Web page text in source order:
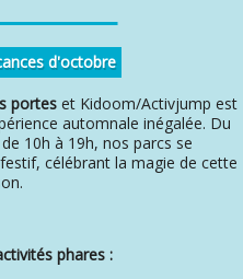
d'octobre
porteset Kidoom/Activjump est
automnale inégalée. Du
10h à 19h, nos parcs se
célébrant la magie de cette
phares :